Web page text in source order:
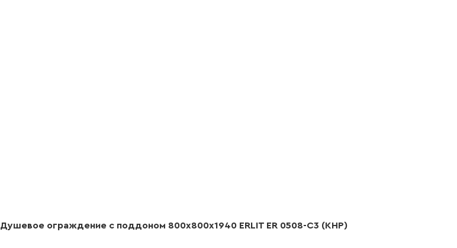
Душевое ограждение с поддоном 800х800х1940 ERLIT ER 0508-C3 (КНР)